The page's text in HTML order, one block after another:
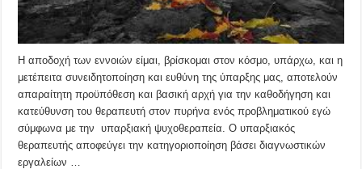
Η αποδοχή των εννοιών είμαι, βρίσκομαι στον κόσμο, υπάρχω, και η
μετέπειτα συνειδητοποίηση και ευθύνη της ύπαρξης μας, αποτελούν
απαραίτητη προϋπόθεση και βασική αρχή για την καθοδήγηση και
κατεύθυνση του θεραπευτή στον πυρήνα ενός προβληματικού εγώ
σύμφωνα με την υπαρξιακή ψυχοθεραπεία. Ο υπαρξιακός
θεραπευτής αποφεύγει την κατηγοριοποίηση βάσει διαγνωστικών
εργαλείων …